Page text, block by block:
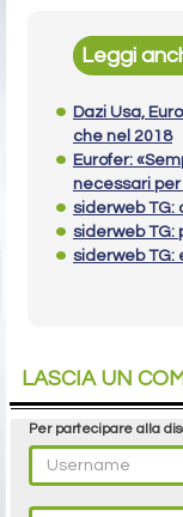
Leggi
Dazi Usa,
che nel 2018
Eurofer:
necessari per
siderweb TG:
siderweb TG:
siderweb TG:
LASCIA UN
Per partecipare alla